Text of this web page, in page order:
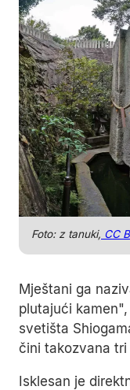
Foto: z tanuki, CC
Mještani ga
plutajući
svetišta
čini takozvana
Isklesan je